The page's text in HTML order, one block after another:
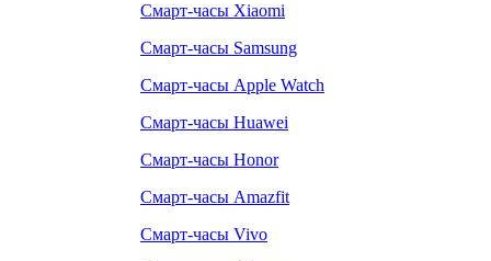
Смарт-часы Xiaomi
Смарт-часы Samsung
Смарт-часы Apple Watch
Смарт-часы Huawei
Смарт-часы Honor
Смарт-часы Amazfit
Смарт-часы Vivo